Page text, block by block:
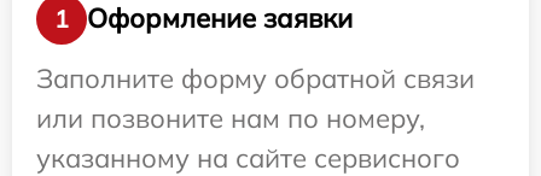
1
Оформление заявки
Заполните форму обратной связи
или позвоните нам по номеру,
указанному на сайте сервисного